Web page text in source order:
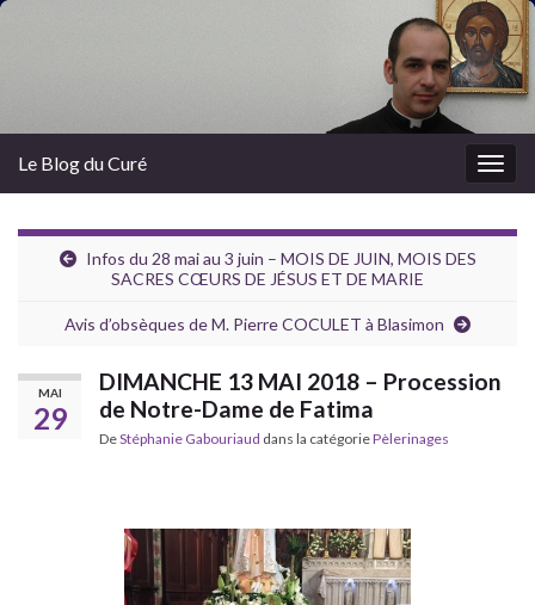
Le Blog du Curé
Infos du 28 mai au 3 juin – MOIS DE JUIN, MOIS DES
SACRES CŒURS DE JÉSUS ET DE MARIE
Avis d’obsèques de M. Pierre COCULET à Blasimon
MAI
29
DIMANCHE 13 MAI 2018 – Procession
de Notre-Dame de Fatima
DeStéphanie Gabouriaud dans la catégoriePèlerinages